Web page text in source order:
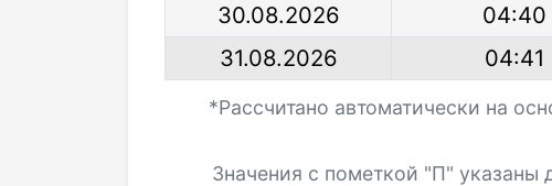
30.08.2026
04:40
31.08.2026
04:41
*Рассчитано автоматически на
Значения с пометкой "П"